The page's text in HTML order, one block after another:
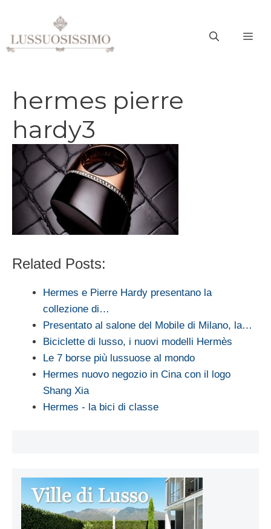
contenuto
hermes pierre
hardy3
Related Posts:
Hermes e Pierre Hardy presentano la
collezione di…
Presentato al salone del Mobile di Milano, la…
Biciclette di lusso, i nuovi modelli Hermès
Le 7 borse più lussuose al mondo
Hermes nuovo negozio in Cina con il logo
Shang Xia
Hermes - la bici di classe